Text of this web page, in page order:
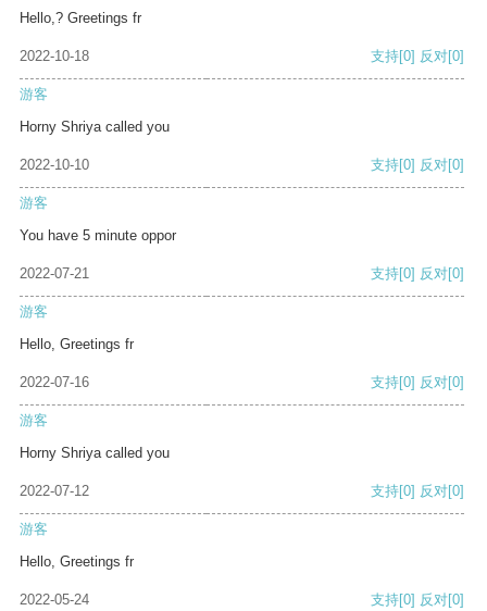
Hello,? Greetings fr
2022-10-18 支持[0] 反对[0]
游客
Horny Shriya called you
2022-10-10 支持[0] 反对[0]
游客
You have 5 minute oppor
2022-07-21 支持[0] 反对[0]
游客
Hello, Greetings fr
2022-07-16 支持[0] 反对[0]
游客
Horny Shriya called you
2022-07-12 支持[0] 反对[0]
游客
Hello, Greetings fr
2022-05-24 支持[0] 反对[0]